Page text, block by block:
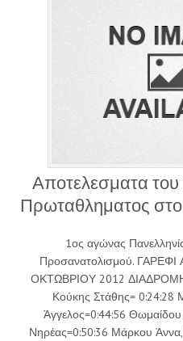
Αποτελεσματα του
Πρωταθληματος
1ος αγώνας
Προσανατολισμού.
ΟΚΤΩΒΡΙΟΥ 2012 ΔΙΑΔΡΟΜΗ
Κούκης Στάθης= 0:24:28
Άγγελος=0:44:56
Νηρέας=0:50:36 Μάρκου